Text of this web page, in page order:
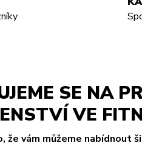
SE NA
VE
že vám můžeme